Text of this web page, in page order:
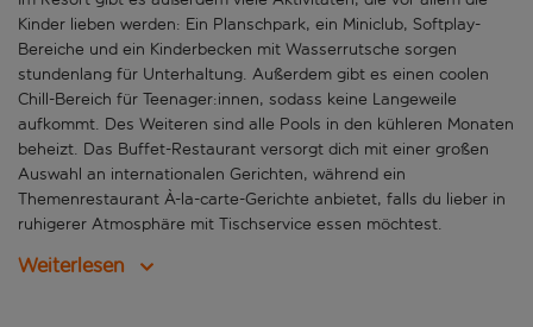
Kinder lieben werden: Ein Planschpark, ein Miniclub, Softplay-
Bereiche und ein Kinderbecken mit Wasserrutsche sorgen
stundenlang für Unterhaltung. Außerdem gibt es einen coolen
Chill-Bereich für Teenager:innen, sodass keine Langeweile
aufkommt. Des Weiteren sind alle Pools in den kühleren Monaten
beheizt. Das Buffet-Restaurant versorgt dich mit einer großen
Auswahl an internationalen Gerichten, während ein
Themenrestaurant À-la-carte-Gerichte anbietet, falls du lieber in
ruhigerer Atmosphäre mit Tischservice essen möchtest.
Weiterlesen